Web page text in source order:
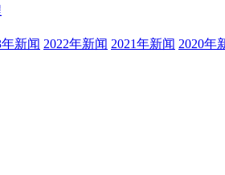
年新闻 2022年新闻 2021年新闻 2020年